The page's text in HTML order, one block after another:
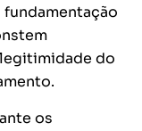
do
os